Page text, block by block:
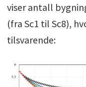
viser antall
(fra Sc1 til Sc8),
tilsvarende: